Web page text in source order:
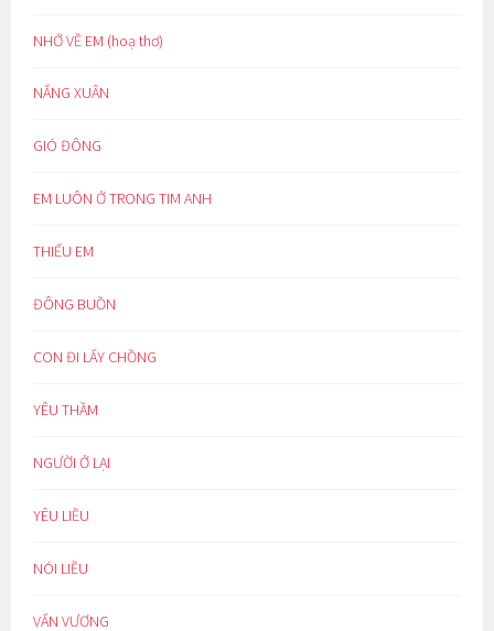
NHỚ VỀ EM (hoạ thơ)
NẮNG XUÂN
GIÓ ĐÔNG
EM LUÔN Ở TRONG TIM ANH
THIẾU EM
ĐÔNG BUỒN
CON ĐI LẤY CHỒNG
YÊU THẦM
NGƯỜI Ở LẠI
YÊU LIỀU
NÓI LIỀU
VẤN VƯƠNG